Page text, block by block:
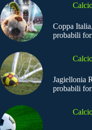
Coppa
probabili
Jagiellonia
probabili